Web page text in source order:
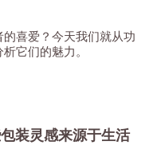
喜爱？今天我们就从功
它们的魅力。
装灵感来源于生活